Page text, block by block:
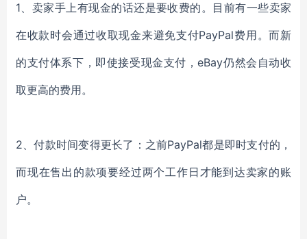
1、 卖家手上有现金的话还是要收费的。目前有一些卖家
在收款时会通过收取现金来避免支付PayPal费用。而新
的支付体系下， 即使接受现金支付，eBay仍然会 自动收
取更高的费用。
2、付款时间变得更长了：之前PayPal都是即时支付的，
而现在售出的款项要经过两个工作日才能到达卖家的账
户。